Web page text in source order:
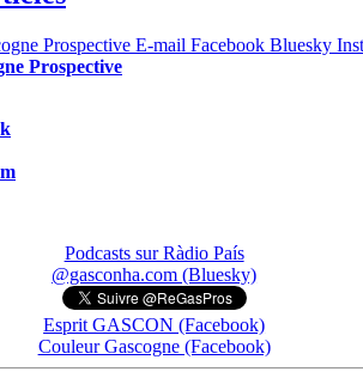
Prospective
Podcasts sur Ràdio País
@gasconha.com (Bluesky)
Esprit GASCON (Facebook)
Couleur Gascogne (Facebook)